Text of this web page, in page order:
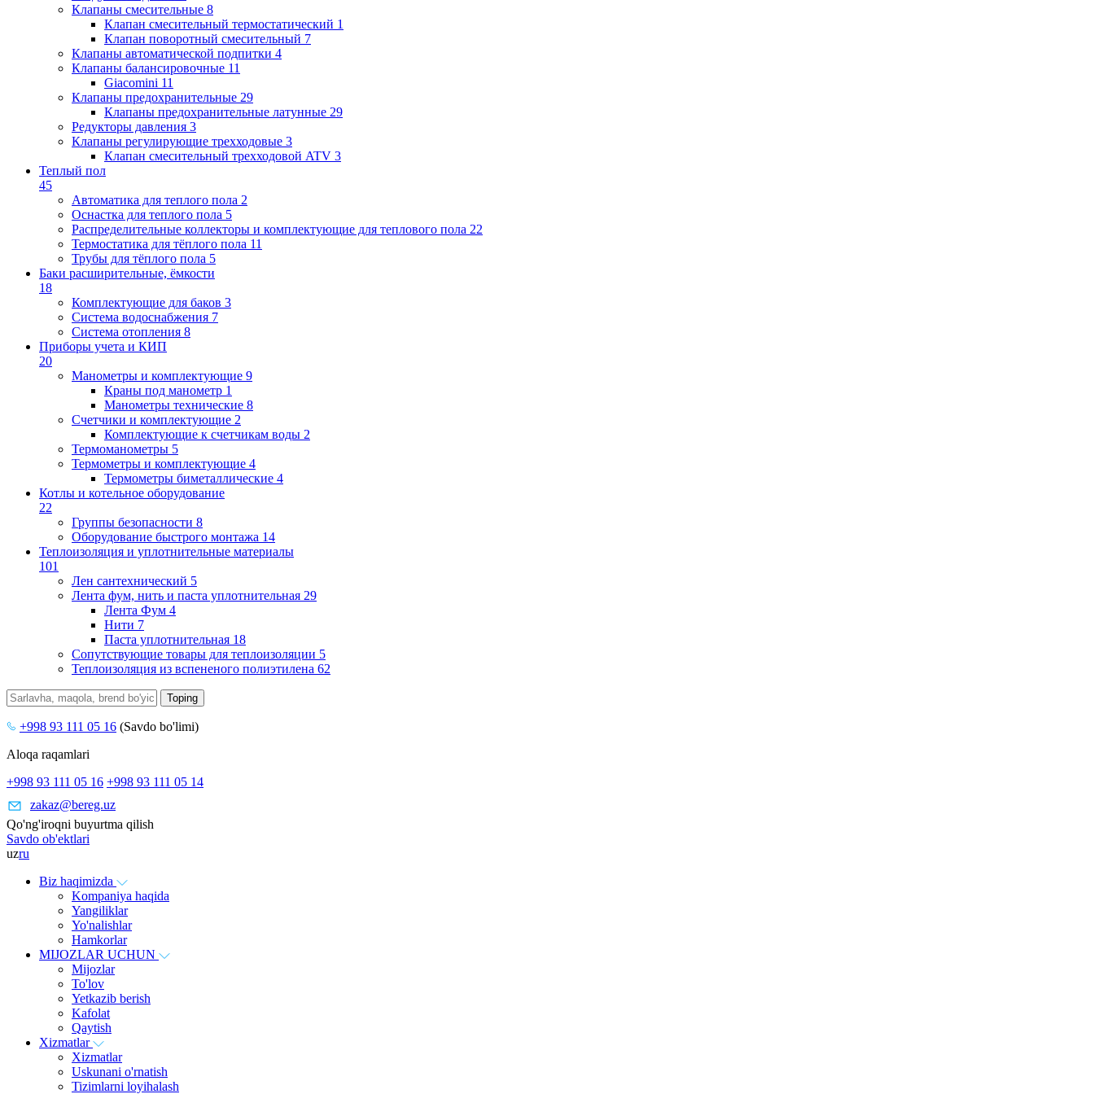
Клапаны cмесительные 8
Клапан cмесительный термостатический 1
Клапан поворотный cмесительный 7
Клапаны автоматической подпитки 4
Клапаны балансировочные 11
Giacomini 11
Клапаны предохранительные 29
Клапаны предохранительные латунные 29
Редукторы давления 3
Клапаны регулирующие трехходовые 3
Клапан смесительный трехходовой ATV 3
Теплый пол
45
Автоматика для теплого пола 2
Оснастка для теплого пола 5
Распределительные коллекторы и комплектующие для теплового пола 22
Термостатика для тёплого пола 11
Трубы для тёплого пола 5
Баки расширительные, ёмкости
18
Комплектующие для баков 3
Система водоснабжения 7
Система отопления 8
Приборы учета и КИП
20
Манометры и комплектующие 9
Краны под манометр 1
Манометры технические 8
Счетчики и комплектующие 2
Комплектующие к счетчикам воды 2
Термоманометры 5
Термометры и комплектующие 4
Термометры биметаллические 4
Котлы и котельное оборудование
22
Группы безопасности 8
Оборудование быстрого монтажа 14
Теплоизоляция и уплотнительные материалы
101
Лен сантехнический 5
Лента фум, нить и паста уплотнительная 29
Лента Фум 4
Нити 7
Паста уплотнительная 18
Сопутствующие товары для теплоизоляции 5
Теплоизоляция из вспененого полиэтилена 62
+998 93 111 05 16 (Savdo bo'limi)
Aloqa raqamlari
+998 93 111 05 16 +998 93 111 05 14
zakaz@bereg.uz
Qo'ng'iroqni buyurtma qilish
Savdo ob'ektlari
uzru
Biz haqimizda
Kompaniya haqida
Yangiliklar
Yo'nalishlar
Hamkorlar
MIJOZLAR UCHUN
Mijozlar
To'lov
Yetkazib berish
Kafolat
Qaytish
Xizmatlar
Xizmatlar
Uskunani o'rnatish
Tizimlarni loyihalash